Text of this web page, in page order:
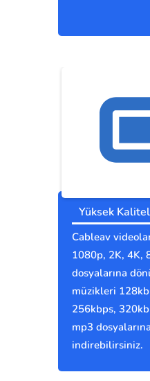
Yüksek
Cableav
1080p, 2K, 4K,
dosyalarına
müzikleri
256kbps,
mp3
indirebilirsiniz.